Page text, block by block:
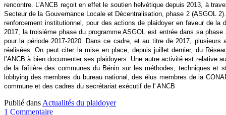
rencontre. L’ANCB reçoit en effet le soutien helvétique depuis 2013, à
Secteur de la Gouvernance Locale et Décentralisation, phase 2 (ASGOL
renforcement institutionnel, pour des actions de plaidoyer en faveur de la
2017, la troisième phase du programme ASGOL est entrée dans sa phase
pour la période 2017-2020. Dans ce cadre, et au titre de 2017, plusieurs
réalisées. On peut citer la mise en place, depuis juillet dernier, du
l’ANCB à bien documenter ses plaidoyers. Une autre activité est relative
de la faîtière des communes du Bénin sur les méthodes, techniques et
lobbying des membres du bureau national, des élus membres de la
commune et des cadres du secrétariat exécutif de l' ANCB
Publié dans Actualités du plaidoyer
1 Commentaire